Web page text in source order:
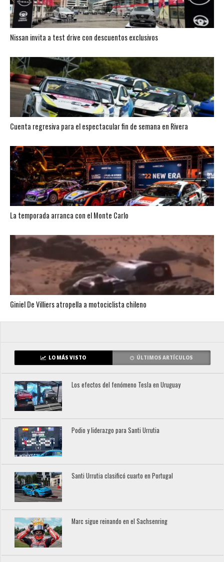
Nissan invita a test drive con descuentos exclusivos
Cuenta regresiva para el espectacular fin de semana en Rivera
La temporada arranca con el Monte Carlo
Giniel De Villiers atropella a motociclista chileno
LO MÁS VISTO ÚLTIMOS ARTÍCULOS
Los efectos del fenómeno Tesla en Uruguay
Podio y liderazgo para Santi Urrutia
Santi Urrutia clasificó cuarto en Portugal
Marc sigue reinando en el Sachsenring